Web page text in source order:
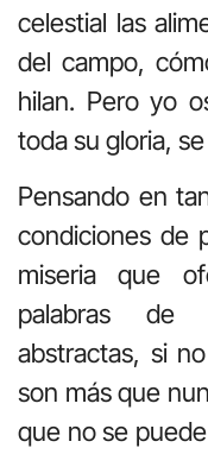
celestial las
del campo,
hilan. Pero yo
toda su gloria,
Pensando en
condiciones de
miseria que
palabras de
abstractas, si
son más que
que no se